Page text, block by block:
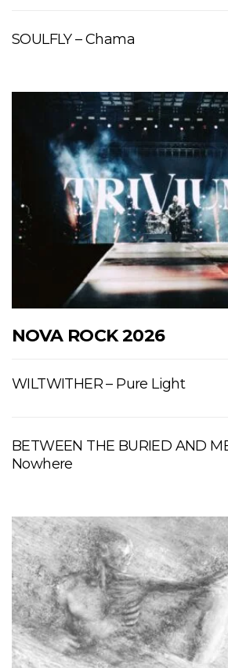
SOULFLY – Chama
NOVA ROCK 2026
WILTWITHER – Pure Light
BETWEEN THE BURIED AND
Nowhere